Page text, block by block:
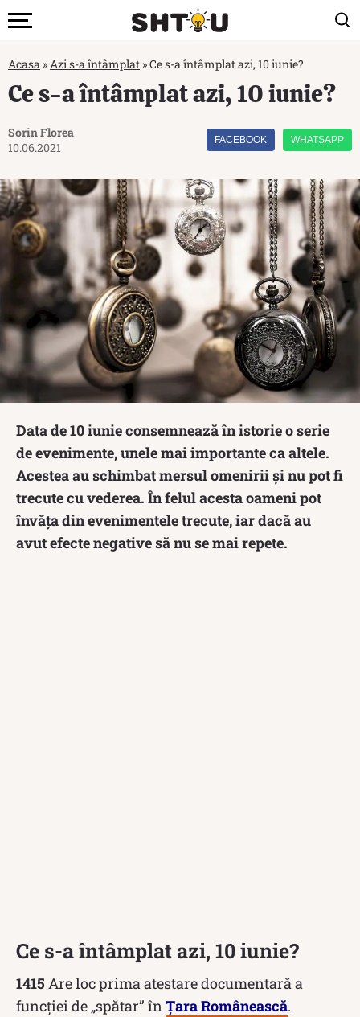
Acasa »Azi s-a întâmplat »Ce s-a întâmplat azi, 10 iunie?
Ce s-a întâmplat azi, 10 iunie?
Sorin Florea
10.06.2021
FACEBOOK WHATSAPP
Data de 10 iunie consemnează în istorie o serie
de evenimente, unele mai importante ca altele.
Acestea au schimbat mersul omenirii și nu pot fi
trecute cu vederea. În felul acesta oameni pot
învăța din evenimentele trecute, iar dacă au
avut efecte negative să nu se mai repete.
Ce s-a întâmplat azi, 10 iunie?
1415 Are loc prima atestare documentară a
funcției de „spătar” în Țara Românească.